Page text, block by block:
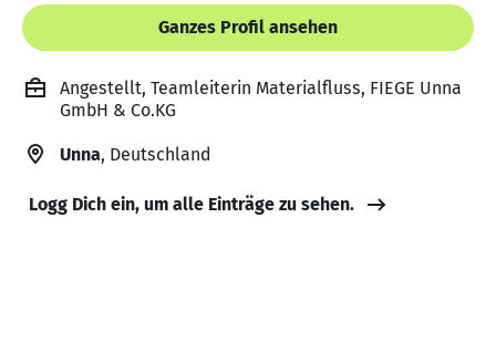
Ganzes Profil ansehen
Angestellt, Teamleiterin Materialfluss, FIEGE Unna
GmbH & Co.KG
Unna, Deutschland
Logg Dich ein, um alle Einträge zu sehen.